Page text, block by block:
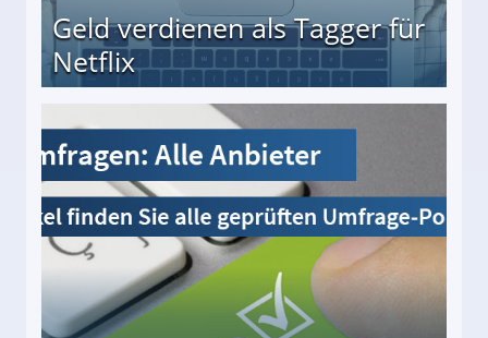
Geld verdienen als Tagger für
Netflix